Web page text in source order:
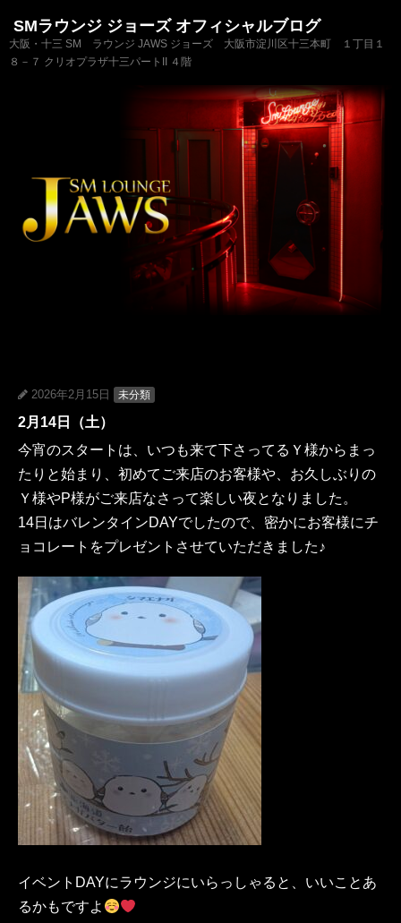
SMラウンジ ジョーズ オフィシャルブログ
大阪・十三 SM ラウンジ JAWS ジョーズ 大阪市淀川区十三本町 １丁目１
８－７ クリオプラザ十三パートII ４階
2026年2月15日 未分類
2月14日（土）
今宵のスタートは、いつも来て下さってるＹ様からまっ
たりと始まり、初めてご来店のお客様や、お久しぶりの
Ｙ様やP様がご来店なさって楽しい夜となりました。
14日はバレンタインDAYでしたので、密かにお客様にチ
ョコレートをプレゼントさせていただきました♪
イベントDAYにラウンジにいらっしゃると、いいことあ
るかもですよ